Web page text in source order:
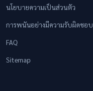
นโยบายความเป็นส่วนตัว
การพนันอย่างมีความรับผิดชอบ
FAQ
Sitemap